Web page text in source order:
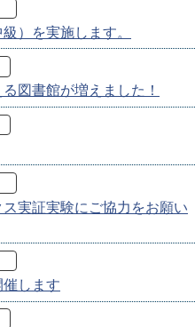
）を実施します。
図書館が増えました！
実証実験にご協力をお願い
します